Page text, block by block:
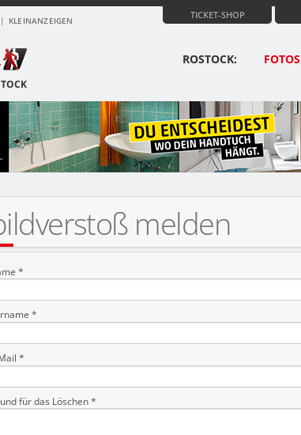
KLEINANZEIGEN TICKET-SHOP
ROSTOCK: FOTOS
melden
*
*
*
für das Löschen *